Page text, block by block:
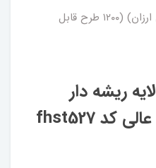
فرشینه استپ دار ضد سر (فرش ارزان) (۱۲۰۰ طرح قابل
فرشینه استپ دار ۳ لایه ریشه دار
(فرش لایت) کیفیت عالی کد fhst527